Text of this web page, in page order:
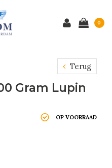
0
Terug
Gram Lupin
OP VOORRAAD